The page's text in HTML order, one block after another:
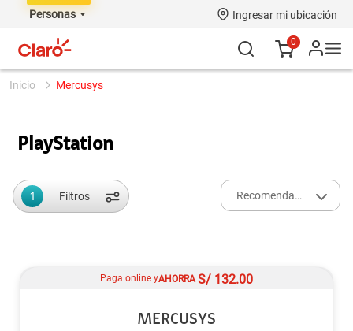
Personas Ingresar mi ubicación
0
mercusys
PlayStation
1 Filtros Recomendados
Paga online yAHORRA S/ 132.00
MERCUSYS